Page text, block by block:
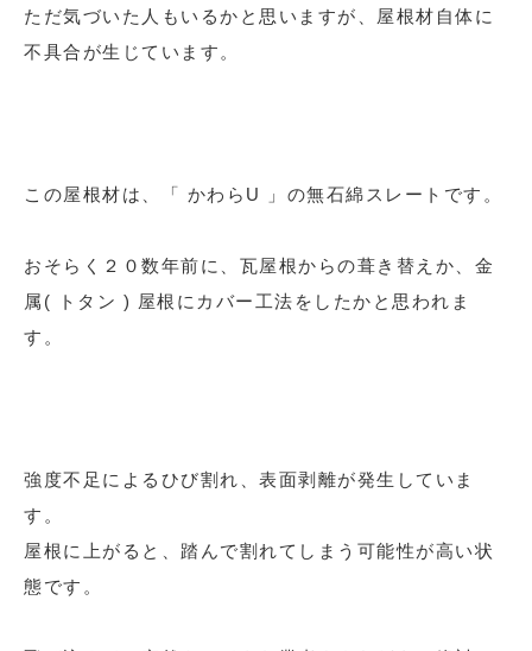
ただ気づいた人もいるかと思いますが、屋根材自体に
不具合が生じています。
この屋根材は、「 かわらU 」の無石綿スレートです。
おそらく２０数年前に、瓦屋根からの葺き替えか、金
属( トタン ) 屋根にカバー工法をしたかと思われま
す。
強度不足によるひび割れ、表面剥離が発生していま
す。
屋根に上がると、踏んで割れてしまう可能性が高い状
態です。